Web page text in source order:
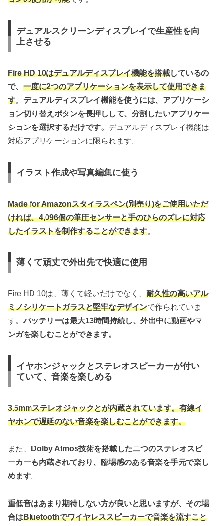
デュアルスクリーンディスプレイで生産性を向
上させる
Fire HD 10はデュアルディスプレイ機能を搭載しているの
で、 一度に2つのアプリケーションを表示して使用できま
す。 デュアルディスプレイ機能を使うには、アプリケーシ
ョン切り替えボタンを長押しして、分割したいアプリケー
ションを選択するだけです。 デュアルディスプレイ機能は
対応アプリケーションに限られます。
イラスト作成や写真編集に使う
Made for Amazonスタイラスペン(別売り)をご使用いただ
ければ、4,096個の筆圧センサーと手のひらのズレに対応
したイラストを制作することができます。
薄くて頑丈で外出先で快適に使用
Fire HD 10は、薄くて軽いだけでなく、 耐久性の高いアル
ミノシリケートガラスと堅牢なデザインで作られていま
す。バッテリーは最大13時間持続し、外出中に動画やマ
ンガを楽しむことができます。
イヤホンジャックとステレオスピーカーが付い
ていて、音楽を楽しめる
3.5mmステレオジャックとが内蔵されています。有線イ
ヤホンで遅延のない音楽を楽しむことができます。
また、
Dolby Atmos技術を搭載した二つのステレオスピ
ーカーも内蔵されており、臨場感のある音楽を手元で楽し
めます。
重低音はあまり期待しない方が良いと思いますが、その場
合はBluetoothでワイヤレススピーカーで音楽を流すこと